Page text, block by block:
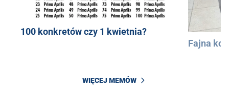
100 konkretów czy 1 kwietnia?
Fajna
WIĘCEJ MEMÓW